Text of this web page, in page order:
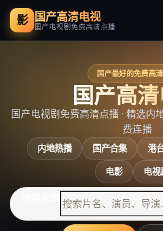
影 国产高清电视
国产电视剧免费高清点播
国产最好的免费高
国产高
国产电视剧免费高清点播 · 精选内
费连播
内地热播 国产合集 港
电影
电视